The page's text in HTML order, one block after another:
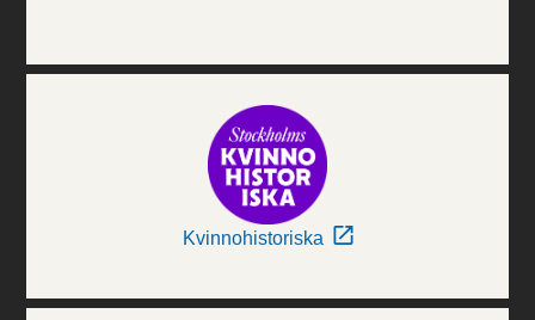
Kvinnohistoriska